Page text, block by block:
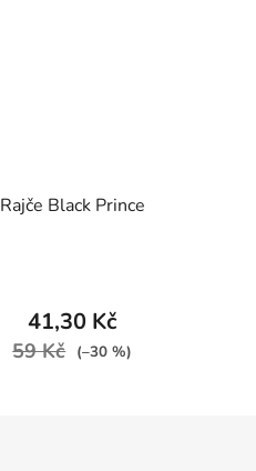
Rajče Black Prince
41,30 Kč
59 Kč (–30 %)